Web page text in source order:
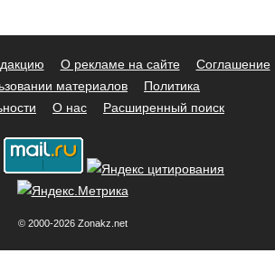
О рекламе на сайте
Соглашение
материалов
Политика
О нас Расширенный поиск
© 2000-2026 Zonakz.net